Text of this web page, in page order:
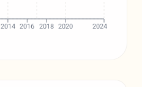
2014 2016 2018 2020 2024